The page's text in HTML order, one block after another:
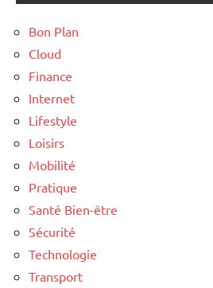
Bon Plan
Cloud
Finance
Internet
Lifestyle
Loisirs
Mobilité
Pratique
Santé Bien-être
Sécurité
Technologie
Transport